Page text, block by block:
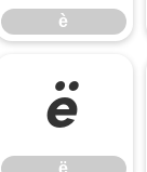
è
ë
ë